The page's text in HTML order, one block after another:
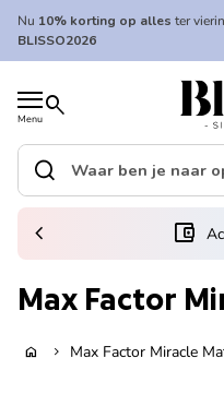
Overslaan naar inhoud
Nu 10% korting op alles ter
BLISSO2026
Menu search
Home
Home
Zoek op"
search
(link opent in nieuwaccount_balance_wallet
chevron_left
Max Factor
home chevron_right Max Factor Miracle